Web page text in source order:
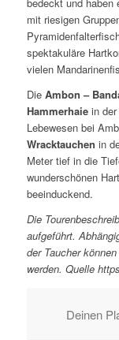
mit riesigen
spektakuläre
vielen
Die Ambon –
Hammerhaiein der
Lebewesen bei
Wracktauchen in
Meter tief in die
wunderschönen
beeinduckend.
Die
aufgeführt.
der Taucher
werden. Quelle
Deinen